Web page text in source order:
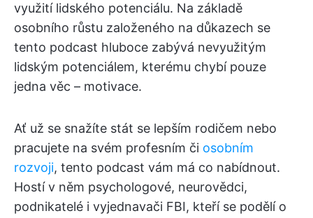
využití lidského potenciálu. Na základě
osobního růstu založeného na důkazech se
tento podcast hluboce zabývá nevyužitým
lidským potenciálem, kterému chybí pouze
jedna věc – motivace.
Ať už se snažíte stát se lepším rodičem nebo
pracujete na svém profesním či osobním
rozvoji, tento podcast vám má co nabídnout.
Hostí v něm psychologové, neurovědci,
podnikatelé i vyjednavači FBI, kteří se podělí o